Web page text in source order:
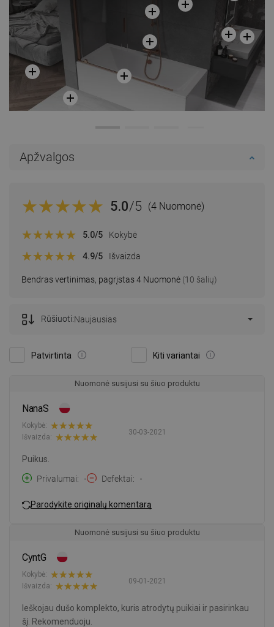
Apžvalgos
5.0/5 (4 Nuomonė)
Bendras vertinimas, pagrįstas 4 Nuomonė (10 šalių)
5.0/5 Kokybė
4.9/5 Išvaizda
Patvirtinta Kiti variantai
Rūšiuoti:Naujausias
Nuomonė susijusi su šiuo produktu
NanaS
30-03-2021
Kokybė:
Išvaizda:
Puikus.
Privalumai
- Defektai -
Parodykite originalų komentarą
Nuomonė susijusi su šiuo produktu
CyntG
09-01-2021
Kokybė:
Išvaizda:
Ieškojau dušo komplekto, kuris atrodytų puikiai ir pasirinkau
šį. Rekomenduoju.